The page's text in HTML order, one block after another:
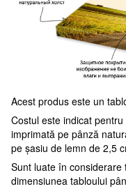
Acest produs este un
Costul este indicat
imprimată pe pânză
pe șasiu de lemn de 2,5
Sunt luate în
dimensiunea tabloului